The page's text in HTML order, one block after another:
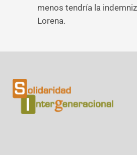
menos tendría la
Lorena.